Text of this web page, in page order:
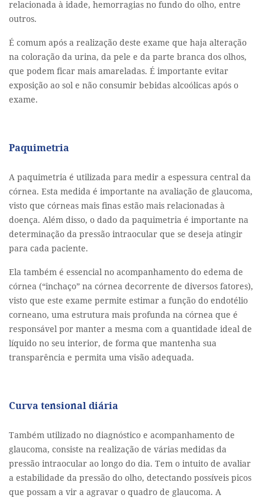
relacionada à idade, hemorragias no fundo do olho, entre
outros.
É comum após a realização deste exame que haja alteração
na coloração da urina, da pele e da parte branca dos olhos,
que podem ficar mais amareladas. É importante evitar
exposição ao sol e não consumir bebidas alcoólicas após o
exame.
Paquimetria
A paquimetria é utilizada para medir a espessura central da
córnea. Esta medida é importante na avaliação de glaucoma,
visto que córneas mais finas estão mais relacionadas à
doença. Além disso, o dado da paquimetria é importante na
determinação da pressão intraocular que se deseja atingir
para cada paciente.
Ela também é essencial no acompanhamento do edema de
córnea (“inchaço” na córnea decorrente de diversos fatores),
visto que este exame permite estimar a função do endotélio
corneano, uma estrutura mais profunda na córnea que é
responsável por manter a mesma com a quantidade ideal de
líquido no seu interior, de forma que mantenha sua
transparência e permita uma visão adequada.
Curva tensional diária
Também utilizado no diagnóstico e acompanhamento de
glaucoma, consiste na realização de várias medidas da
pressão intraocular ao longo do dia. Tem o intuito de avaliar
a estabilidade da pressão do olho, detectando possíveis picos
que possam a vir a agravar o quadro de glaucoma. A